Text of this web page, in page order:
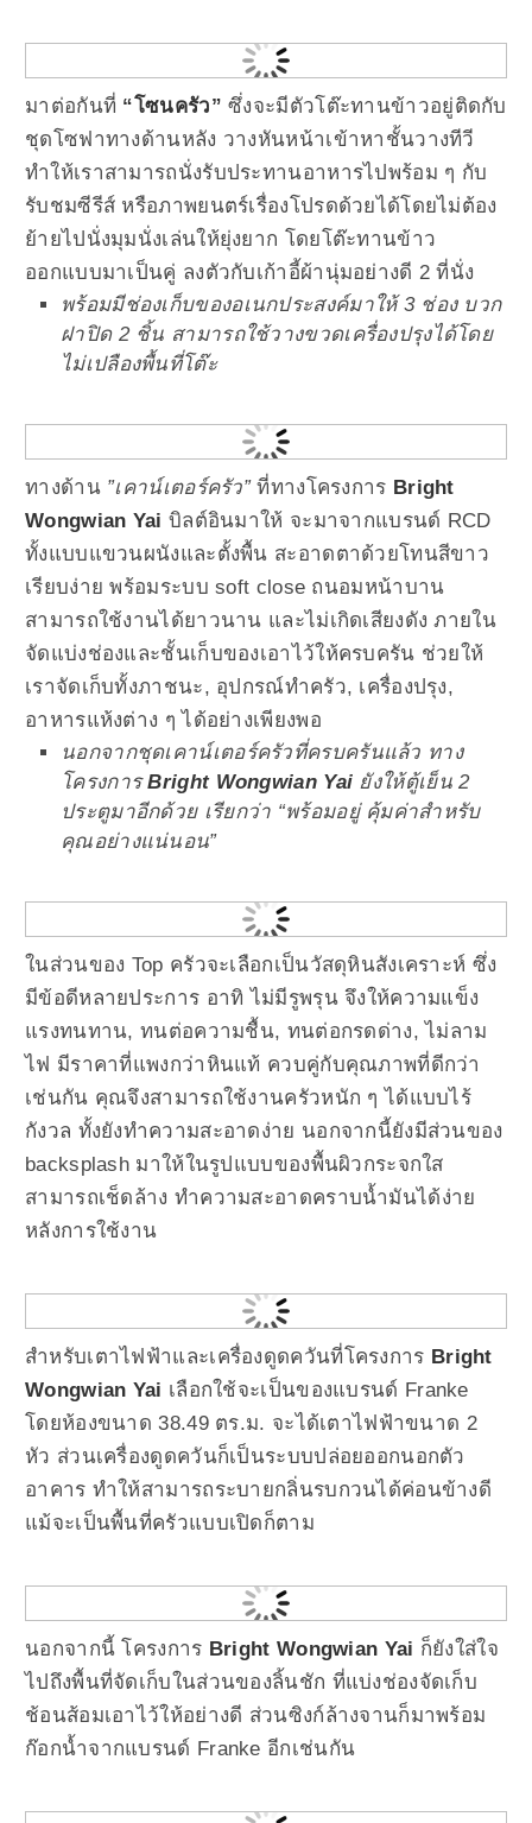
มาต่อกันที่ “โซนครัว” ซึ่งจะมีตัวโต๊ะทานข้าวอยู่ติดกับ
ชุดโซฟาทางด้านหลัง วางหันหน้าเข้าหาชั้นวางทีวี
ทำให้เราสามารถนั่งรับประทานอาหารไปพร้อม ๆ กับ
รับชมซีรีส์ หรือภาพยนตร์เรื่องโปรดด้วยได้โดยไม่ต้อง
ย้ายไปนั่งมุมนั่งเล่นให้ยุ่งยาก โดยโต๊ะทานข้าว
ออกแบบมาเป็นคู่ ลงตัวกับเก้าอี้ผ้านุ่มอย่างดี 2 ที่นั่ง
พร้อมมีช่องเก็บของอเนกประสงค์มาให้ 3 ช่อง บวก
ฝาปิด 2 ชิ้น สามารถใช้วางขวดเครื่องปรุงได้โดย
ไม่เปลืองพื้นที่โต๊ะ
ทางด้าน ”เคาน์เตอร์ครัว”ที่ทางโครงการ Bright
Wongwian Yai บิลต์อินมาให้ จะมาจากแบรนด์ RCD
ทั้งแบบแขวนผนังและตั้งพื้น สะอาดตาด้วยโทนสีขาว
เรียบง่าย พร้อมระบบ soft close ถนอมหน้าบาน
สามารถใช้งานได้ยาวนาน และไม่เกิดเสียงดัง ภายใน
จัดแบ่งช่องและชั้นเก็บของเอาไว้ให้ครบครัน ช่วยให้
เราจัดเก็บทั้งภาชนะ, อุปกรณ์ทำครัว, เครื่องปรุง,
อาหารแห้งต่าง ๆ ได้อย่างเพียงพอ
นอกจากชุดเคาน์เตอร์ครัวที่ครบครันแล้ว ทาง
โครงการBright Wongwian Yai ยังให้ตู้เย็น 2
ประตูมาอีกด้วย เรียกว่า “พร้อมอยู่ คุ้มค่าสำหรับ
คุณอย่างแน่นอน”
ในส่วนของ Top ครัวจะเลือกเป็นวัสดุหินสังเคราะห์ ซึ่ง
มีข้อดีหลายประการ อาทิ ไม่มีรูพรุน จึงให้ความแข็ง
แรงทนทาน, ทนต่อความชื้น, ทนต่อกรดด่าง, ไม่ลาม
ไฟ มีราคาที่แพงกว่าหินแท้ ควบคู่กับคุณภาพที่ดีกว่า
เช่นกัน คุณจึงสามารถใช้งานครัวหนัก ๆ ได้แบบไร้
กังวล ทั้งยังทำความสะอาดง่าย นอกจากนี้ยังมีส่วนของ
backsplash มาให้ในรูปแบบของพื้นผิวกระจกใส
สามารถเช็ดล้าง ทำความสะอาดคราบน้ำมันได้ง่าย
หลังการใช้งาน
สำหรับเตาไฟฟ้าและเครื่องดูดควันที่โครงการ Bright
Wongwian Yai เลือกใช้จะเป็นของแบรนด์ Franke
โดยห้องขนาด 38.49 ตร.ม. จะได้เตาไฟฟ้าขนาด 2
หัว ส่วนเครื่องดูดควันก็เป็นระบบปล่อยออกนอกตัว
อาคาร ทำให้สามารถระบายกลิ่นรบกวนได้ค่อนข้างดี
แม้จะเป็นพื้นที่ครัวแบบเปิดก็ตาม
นอกจากนี้ โครงการ Bright Wongwian Yai ก็ยังใส่ใจ
ไปถึงพื้นที่จัดเก็บในส่วนของลิ้นชัก ที่แบ่งช่องจัดเก็บ
ช้อนส้อมเอาไว้ให้อย่างดี ส่วนซิงก์ล้างจานก็มาพร้อม
ก๊อกน้ำจากแบรนด์ Franke อีกเช่นกัน